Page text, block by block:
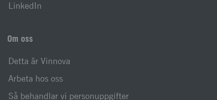
LinkedIn
Om oss
Detta är Vinnova
Arbeta hos oss
Så behandlar vi personuppgifter